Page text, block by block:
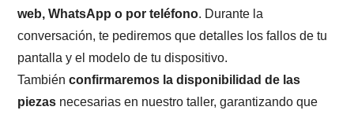
web, WhatsApp o por teléfono. Durante la
conversación, te pediremos que detalles los fallos de tu
pantalla y el modelo de tu dispositivo.
Tambiénconfirmaremos la disponibilidad de las
piezas necesarias en nuestro taller, garantizando que